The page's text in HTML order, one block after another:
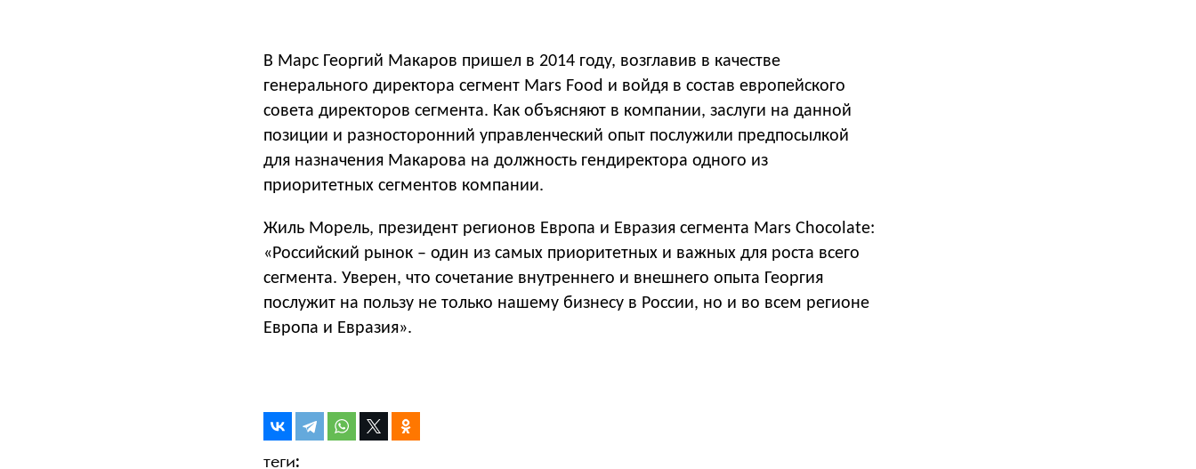
В Марс Георгий Макаров пришел в 2014 году, возглавив в качестве
генерального директора сегмент Mars Food и войдя в состав европейского
совета директоров сегмента. Как объясняют в компании, заслуги на данной
позиции и разносторонний управленческий опыт послужили предпосылкой
для назначения Макарова на должность гендиректора одного из
приоритетных сегментов компании.
Жиль Морель, президент регионов Европа и Евразия сегмента Mars Chocolate:
«Российский рынок – один из самых приоритетных и важных для роста всего
сегмента. Уверен, что сочетание внутреннего и внешнего опыта Георгия
послужит на пользу не только нашему бизнесу в России, но и во всем регионе
Европа и Евразия».